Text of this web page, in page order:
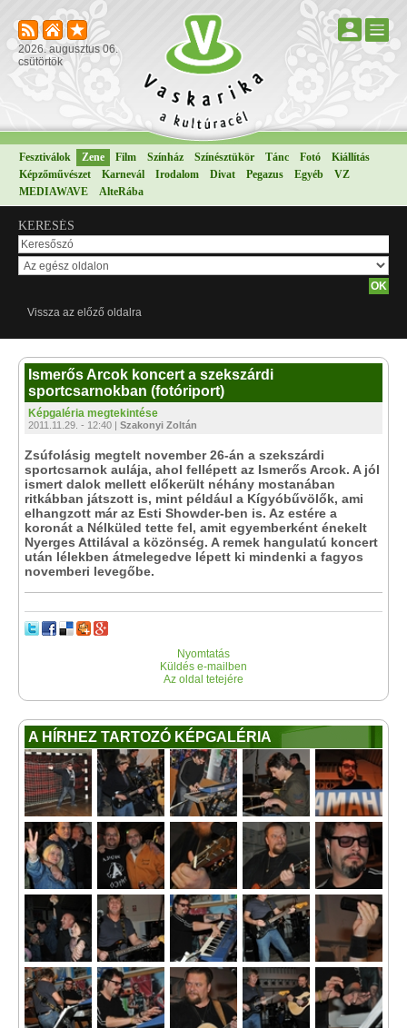
2026. augusztus 06.
csütörtök
Fesztiválok Zene Film Színház Színésztükör Tánc Fotó
Kiállítás
Képzőművészet
Karnevál Irodalom Divat Pegazus Egyéb
VZ
MEDIAWAVE
AlteRába
KERESÉS
Vissza az előző oldalra
Ismerős Arcok koncert a szekszárdi
sportcsarnokban (fotóriport)
Képgaléria megtekintése
2011.11.29. - 12:40 | Szakonyi Zoltán
Zsúfolásig megtelt november 26-án a szekszárdi
sportcsarnok aulája, ahol fellépett az Ismerős Arcok. A jól
ismert dalok mellett előkerült néhány mostanában
ritkábban játszott is, mint például a Kígyóbűvölők, ami
elhangzott már az Esti Showder-ben is. Az estére a
koronát a Nélküled tette fel, amit egyemberként énekelt
Nyerges Attilával a közönség. A remek hangulatú koncert
után lélekben átmelegedve lépett ki mindenki a fagyos
novemberi levegőbe.
Nyomtatás
Küldés e-mailben
Az oldal tetejére
A HÍRHEZ TARTOZÓ KÉPGALÉRIA